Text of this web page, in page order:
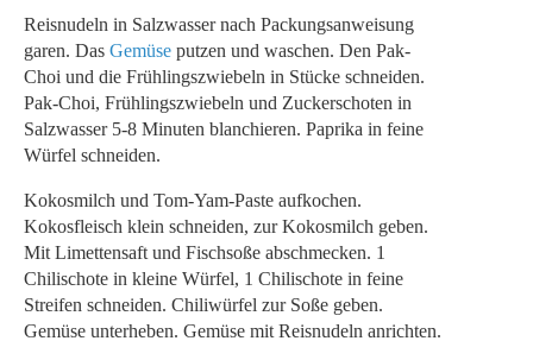
Reisnudeln in Salzwasser nach Packungsanweisung
garen. Das Gemüse putzen und waschen. Den Pak-
Choi und die Frühlingszwiebeln in Stücke schneiden.
Pak-Choi, Frühlingszwiebeln und Zuckerschoten in
Salzwasser 5-8 Minuten blanchieren. Paprika in feine
Würfel schneiden.
Kokosmilch und Tom-Yam-Paste aufkochen.
Kokosfleisch klein schneiden, zur Kokosmilch geben.
Mit Limettensaft und Fischsoße abschmecken. 1
Chilischote in kleine Würfel, 1 Chilischote in feine
Streifen schneiden. Chiliwürfel zur Soße geben.
Gemüse unterheben. Gemüse mit Reisnudeln anrichten.